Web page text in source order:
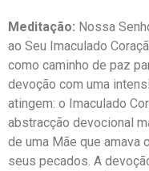
Meditação: Nossa
ao Seu Imaculado
como caminho de paz
devoção com uma
atingem: o Imaculado
abstracção devocional
de uma Mãe que
seus pecados. A